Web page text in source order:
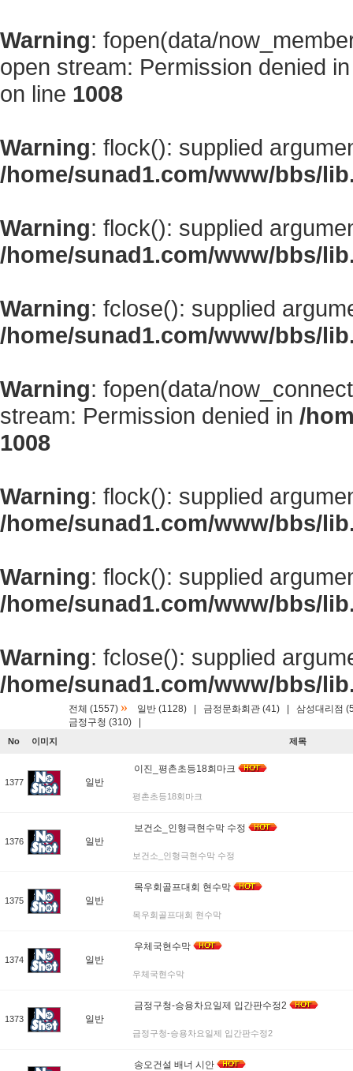
Warning: fopen(data/
open stream: Permission denied
on line 1008
Warning: flock(): supplied
/home/sunad1.com/www/bbs/
Warning: flock(): supplied
/home/sunad1.com/www/bbs/
Warning: fclose(): supplied
/home/sunad1.com/www/bbs/
Warning: fopen(data/
stream: Permission denied in /
1008
Warning: flock(): supplied
/home/sunad1.com/www/bbs/
Warning: flock(): supplied
/home/sunad1.com/www/bbs/
Warning: fclose(): supplied
/home/sunad1.com/www/bbs/
전체 (1557) » 일반 (1128) 금정문화회관 (41)
삼성대리점
금정구청 (310)
No 이미지 제목
1377 일반
이진_평촌초등18회마크
평촌초등18회마크
1376 일반
보건소_인형극현수막 수정
보건소_인형극현수막 수정
1375 일반
목우회골프대회 현수막
목우회골프대회 현수막
1374 일반
우체국현수막
우체국현수막
1373 일반
금정구청-승용차요일제 입간판수정2
금정구청-승용차요일제 입간판수정2
송오건설 배너 시안